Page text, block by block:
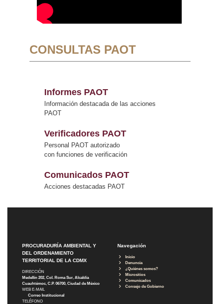
CONSULTAS PAOT
Informes PAOT
Información destacada de las acciones
PAOT
Verificadores PAOT
Personal PAOT autorizado
con funciones de verificación
Comunicados PAOT
Acciones destacadas PAOT
PROCURADURÍA AMBIENTAL Y
DEL ORDENAMIENTO
TERRITORIAL DE LA CDMX
DIRECCIÓN
Medellín 202, Col. Roma Sur, Alcaldía
Cuauhtémoc, C.P. 06700, Ciudad de México
WEB E-MAIL
Correo Institucional
TELÉFONO
Navegación
Inicio
Denuncia
¿Quiénes somos?
Micrositios
Comunicados
Consejo de Gobierno